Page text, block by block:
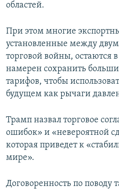
областей.
При этом многие
установленные между
торговой войны, остаются
намерен сохранить
тарифов, чтобы
будущем как рычаги
Трамп назвал торговое
ошибок» и «невероятной
которая приведет к
мире».
Договоренность по поводу